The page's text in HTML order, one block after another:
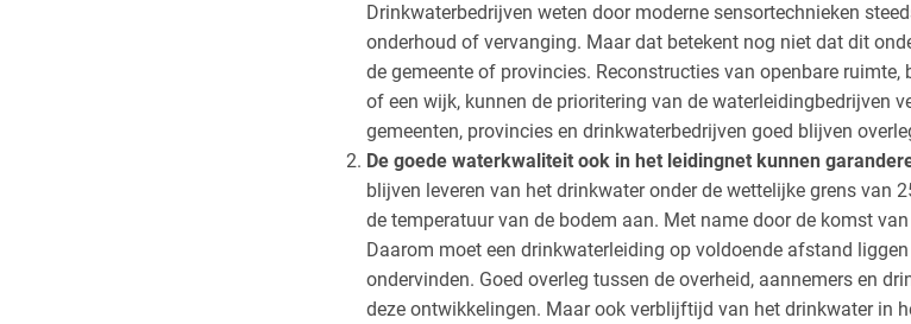
Drinkwaterbedrijven weten door moderne sensortechnieken
onderhoud of vervanging. Maar dat betekent nog niet dat dit
de gemeente of provincies. Reconstructies van openbare
of een wijk, kunnen de prioritering van de waterleidingbedrijven
gemeenten, provincies en drinkwaterbedrijven goed blijven
De goede waterkwaliteit ook in het leidingnet kunnen
blijven leveren van het drinkwater onder de wettelijke grens van
de temperatuur van de bodem aan. Met name door de komst van
Daarom moet een drinkwaterleiding op voldoende afstand
ondervinden. Goed overleg tussen de overheid, aannemers en
deze ontwikkelingen. Maar ook verblijftijd van het drinkwater in